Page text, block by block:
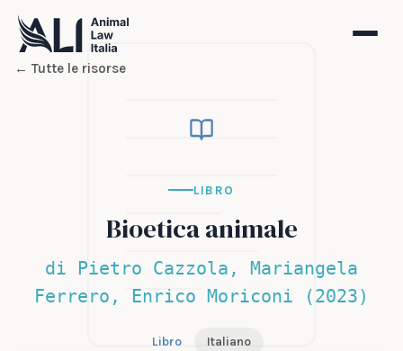
← Tutte le risorse
LIBRO
Bioetica animale
di Pietro Cazzola, Mariangela
Ferrero, Enrico Moriconi (2023)
Libro Italiano